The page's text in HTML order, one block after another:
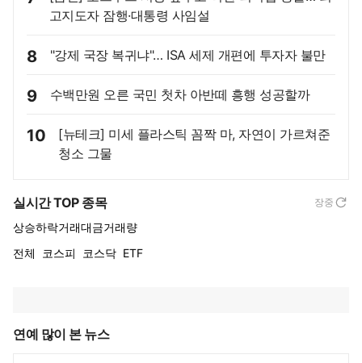
고지도자 잠행·대통령 사임설
8 "강제 국장 복귀냐"… ISA 세제 개편에 투자자 불만
9 수백만원 오른 국민 첫차 아반떼 흥행 성공할까
10
[뉴테크] 미세 플라스틱 꼼짝 마, 자연이 가르쳐준
청소 그물
실시간 TOP 종목 장중
상승하락거래대금거래량
전체
코스피 코스닥 ETF
연예 많이 본 뉴스